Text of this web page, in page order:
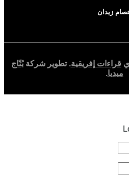
زيدان
قراءات إفريقية. تطوير شركة بُنّاج
ميديا.